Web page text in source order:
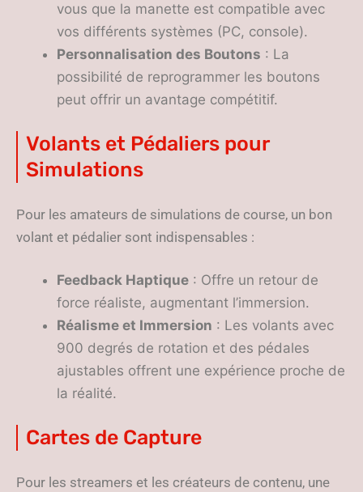
vous que la manette est compatible avec
vos différents systèmes (PC, console).
Personnalisation des Boutons : La
possibilité de reprogrammer les boutons
peut offrir un avantage compétitif.
Volants et Pédaliers pour
Simulations
Pour les amateurs de simulations de course, un bon
volant et pédalier sont indispensables :
Feedback Haptique : Offre un retour de
force réaliste, augmentant l’immersion.
Réalisme et Immersion : Les volants avec
900 degrés de rotation et des pédales
ajustables offrent une expérience proche de
la réalité.
Cartes de Capture
Pour les streamers et les créateurs de contenu, une